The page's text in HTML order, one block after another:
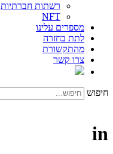
רשתות חברתיות
NFT
מספרים עלינו
לתת בחזרה
מהתקשורת
צרו קשר
חיפוש
in